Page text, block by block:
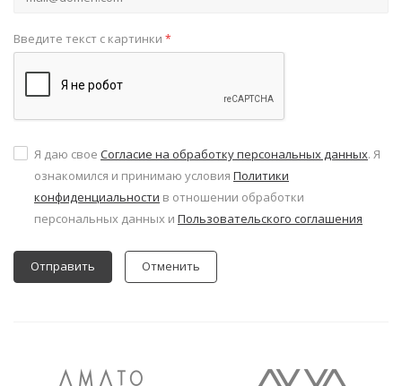
Введите текст с картинки *
Я даю свое Согласие на обработку персональных данных. Я
ознакомился и принимаю условия Политики
конфиденциальности в отношении обработки
персональных данных и Пользовательского соглашения
Отменить